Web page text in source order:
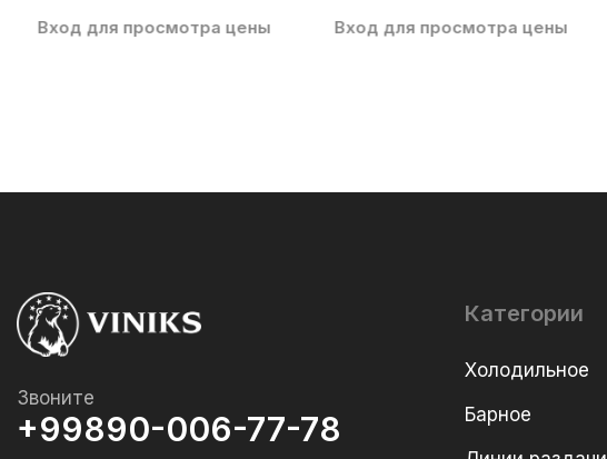
Вход для просмотра цены Вход для просмотра цены
Звоните
+99890-006-77-78
Категории
Холодильное
Барное